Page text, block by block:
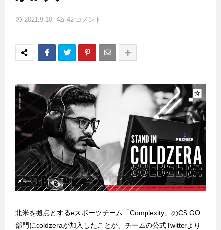
2021.9.10 42 コメント
北米を拠点とするeスポーツチーム「Complexity」のCS:GO
部門にcoldzeraが加入したことが、チームの公式Twitterより